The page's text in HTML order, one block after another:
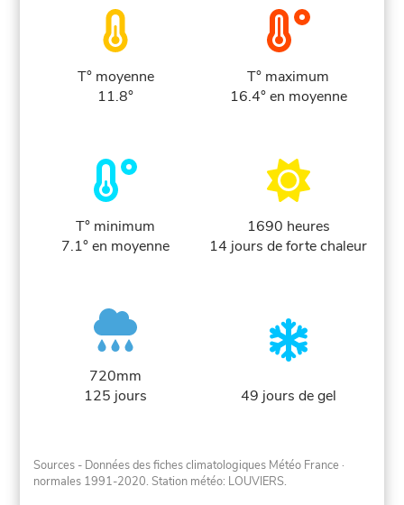
T° moyenne
11.8°
T° maximum
16.4° en moyenne
T° minimum
7.1° en moyenne
1690 heures
14 jours de forte chaleur
720mm
125 jours
49 jours de gel
Sources - Données des fiches climatologiques Météo France ·
normales 1991-2020. Station météo: LOUVIERS.